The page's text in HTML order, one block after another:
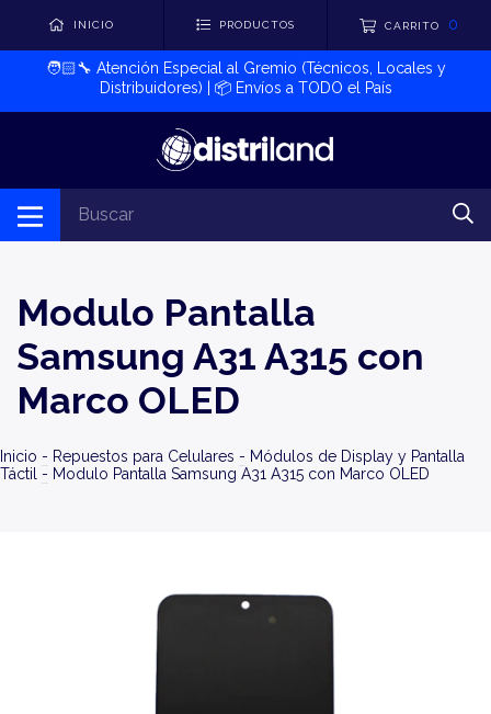
INICIO PRODUCTOS CARRITO 0
🧑🏻‍🔧​ Atención Especial al Gremio (Técnicos, Locales y
Distribuidores) | 📦​ Envíos a TODO el País
Modulo Pantalla
Samsung A31 A315 con
Marco OLED
Inicio - Repuestos para Celulares - Módulos de Display y Pantalla
Táctil
- Modulo Pantalla Samsung A31 A315 con Marco OLED